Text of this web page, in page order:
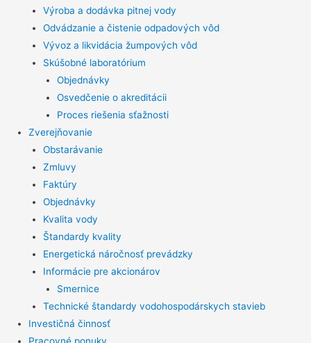
Výroba a dodávka pitnej vody
Odvádzanie a čistenie odpadových vôd
Vývoz a likvidácia žumpových vôd
Skúšobné laboratórium
Objednávky
Osvedčenie o akreditácii
Proces riešenia sťažnosti
Zverejňovanie
Obstarávanie
Zmluvy
Faktúry
Objednávky
Kvalita vody
Štandardy kvality
Energetická náročnosť prevádzky
Informácie pre akcionárov
Smernice
Technické štandardy vodohospodárskych stavieb
Investičná činnosť